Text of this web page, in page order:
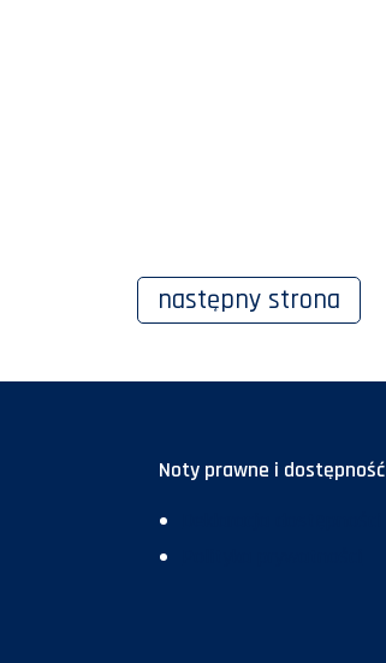
następny strona
Noty prawne i dostępność